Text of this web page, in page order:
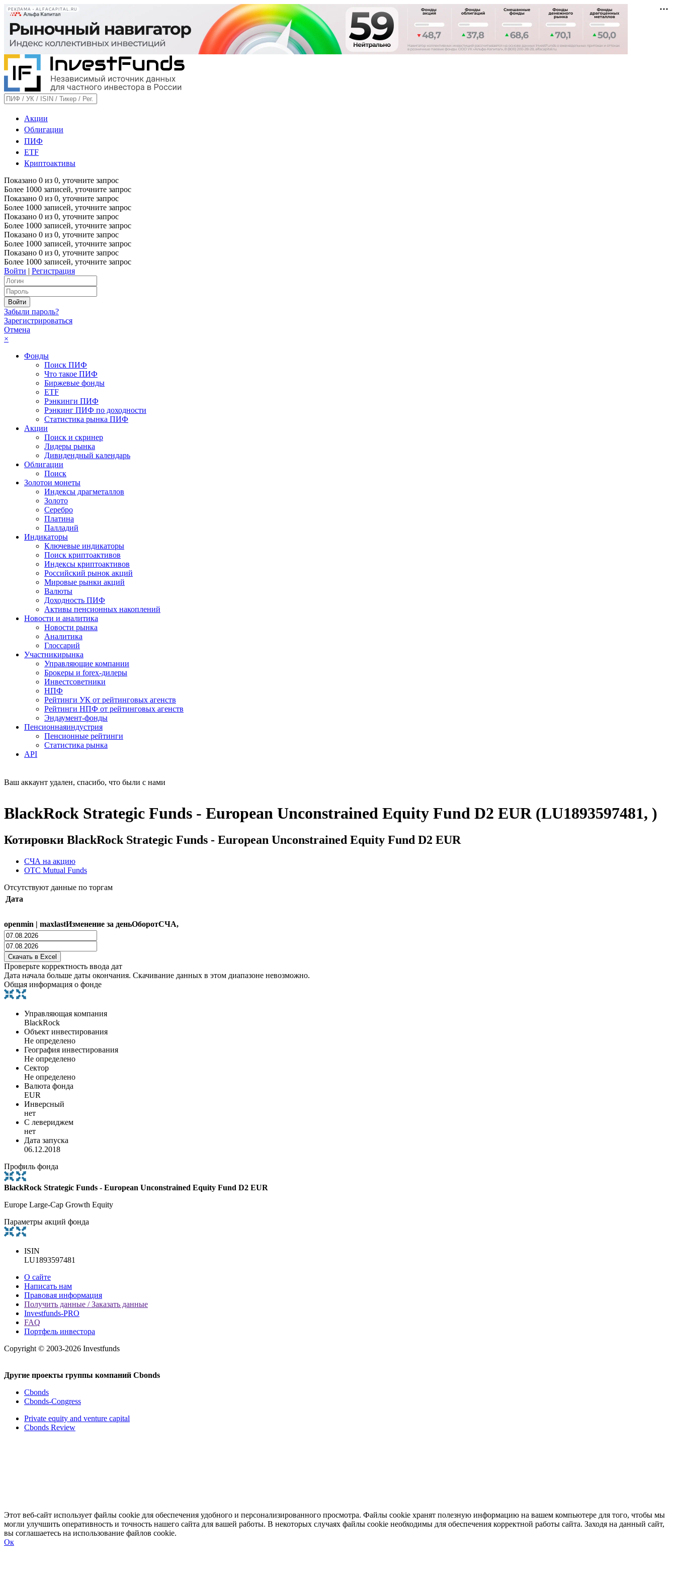
РЕКЛАМА • ALFACAPITAL.RU
Акции
Облигации
ПИФ
ETF
Криптоактивы
Показано 0 из 0, уточните запрос
Более 1000 записей, уточните запрос
Показано 0 из 0, уточните запрос
Более 1000 записей, уточните запрос
Показано 0 из 0, уточните запрос
Более 1000 записей, уточните запрос
Показано 0 из 0, уточните запрос
Более 1000 записей, уточните запрос
Показано 0 из 0, уточните запрос
Более 1000 записей, уточните запрос
Войти | Регистрация
Забыли пароль?
Зарегистрироваться
Отмена
×
Фонды
Поиск ПИФ
Что такое ПИФ
Биржевые фонды
ETF
Рэнкинги ПИФ
Рэнкинг ПИФ по доходности
Статистика рынка ПИФ
Акции
Поиск и скринер
Лидеры рынка
Дивидендный календарь
Облигации
Поиск
Золотои монеты
Индексы драгметаллов
Золото
Серебро
Платина
Палладий
Индикаторы
Ключевые индикаторы
Поиск криптоактивов
Индексы криптоактивов
Российский рынок акций
Мировые рынки акций
Валюты
Доходность ПИФ
Активы пенсионных накоплений
Новости и аналитика
Новости рынка
Аналитика
Глоссарий
Участникирынка
Управляющие компании
Брокеры и forex-дилеры
Инвестсоветники
НПФ
Рейтинги УК от рейтинговых агенств
Рейтинги НПФ от рейтинговых агенств
Эндаумент-фонды
Пенсионнаяиндустрия
Пенсионные рейтинги
Статистика рынка
API
Ваш аккаунт удален, спасибо, что были с нами
BlackRock Strategic Funds - European Unconstrained Equity Fund D2 EUR (LU1893597481, )
Котировки BlackRock Strategic Funds - European Unconstrained Equity Fund D2 EUR
СЧА на акцию
OTC Mutual Funds
Отсутствуют данные по торгам
Дата
openmin | maxlastИзменение за деньОборотСЧА,
Проверьте корректность ввода дат
Дата начала больше даты окончания. Скачивание данных в этом диапазоне невозможно.
Общая информация о фонде
Управляющая компания
BlackRock
Объект инвестирования
Не определено
География инвестирования
Не определено
Сектор
Не определено
Валюта фонда
EUR
Инверсный
нет
С левериджем
нет
Дата запуска
06.12.2018
Профиль фонда
BlackRock Strategic Funds - European Unconstrained Equity Fund D2 EUR
Europe Large-Cap Growth Equity
Параметры акций фонда
ISIN
LU1893597481
О сайте
Написать нам
Правовая информация
Получить данные / Заказать данные
Investfunds-PRO
FAQ
Портфель инвестора
Copyright © 2003-2026 Investfunds
Другие проекты группы компаний Cbonds
Cbonds
Cbonds-Congress
Private equity and venture capital
Cbonds Review
Этот веб-сайт использует файлы cookie для обеспечения удобного и персонализированного просмотра. Файлы cookie хранят полезную информацию на вашем компьютере для того, чтобы мы
могли улучшить оперативность и точность нашего сайта для вашей работы. В некоторых случаях файлы cookie необходимы для обеспечения корректной работы сайта. Заходя на данный сайт,
вы соглашаетесь на использование файлов cookie.
Ок